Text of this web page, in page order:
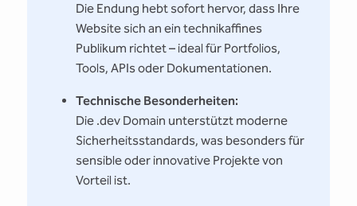
Die Endung hebt sofort hervor, dass Ihre
Website sich an ein technikaffines
Publikum richtet – ideal für Portfolios,
Tools, APIs oder Dokumentationen.
Technische Besonderheiten:
Die .dev Domain unterstützt moderne
Sicherheitsstandards, was besonders für
sensible oder innovative Projekte von
Vorteil ist.